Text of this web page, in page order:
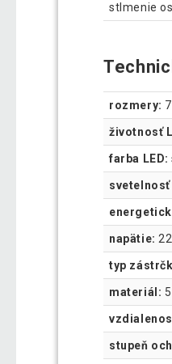
stlmenie
rozmery:
životnosť
farba LED:
napätie:
typ
materiál:
stupeň